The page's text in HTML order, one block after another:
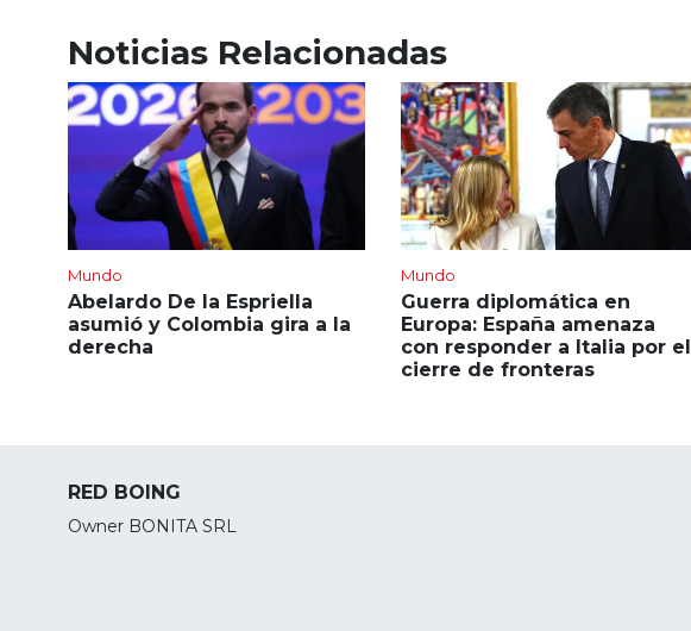
Noticias Relacionadas
Mundo
Abelardo De la Espriella
asumió y Colombia gira a la
derecha
Mundo
Guerra diplomática en
Europa: España amenaza
con responder a Italia por el
cierre de fronteras
RED BOING
Owner BONITA SRL